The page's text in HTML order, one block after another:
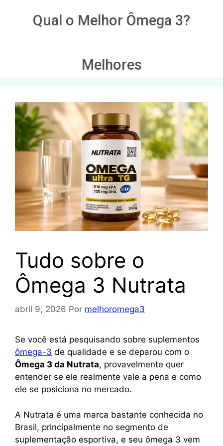
Qual o Melhor Ômega 3?
Melhores
Tudo sobre o
Ômega 3 Nutrata
abril 9, 2026 Por melhoromega3
Se você está pesquisando sobre suplementos
ômega-3 de qualidade e se deparou com o
Ômega 3 da Nutrata, provavelmente quer
entender se ele realmente vale a pena e como
ele se posiciona no mercado.
A Nutrata é uma marca bastante conhecida no
Brasil, principalmente no segmento de
suplementação esportiva, e seu ômega 3 vem